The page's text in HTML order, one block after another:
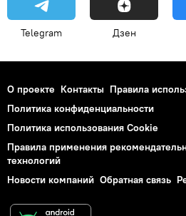
Telegram Дзен
О проекте Контакты Правила
Политика конфиденциальности
Политика использования Cookie
Правила применения
технологий
Новости компаний Обратная связь